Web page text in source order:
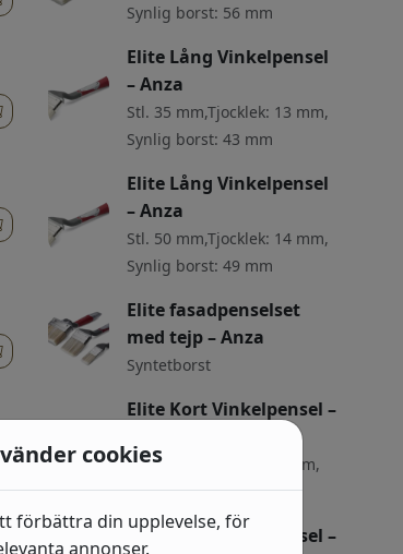
Synlig borst: 56 mm
Elite Lång Vinkelpensel
– Anza
Stl. 35 mm,Tjocklek: 13 mm,
Synlig borst: 43 mm
Elite Lång Vinkelpensel
– Anza
Stl. 50 mm,Tjocklek: 14 mm,
Synlig borst: 49 mm
Elite fasadpenselset
med tejp – Anza
Syntetborst
Elite Kort Vinkelpensel –
Stl. 35 mm,Tjocklek: 9 mm,
Synlig borst: 43 mm
Elite Kort Vinkelpensel –
cookies
förbättra din upplevelse, för
annonser.